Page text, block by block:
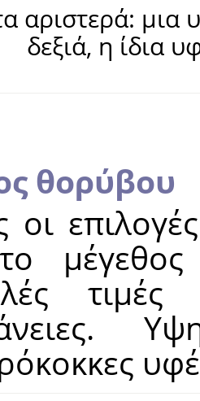
αριστερά: μια
δεξιά, η ίδια
θορύβου
οι
τιμές